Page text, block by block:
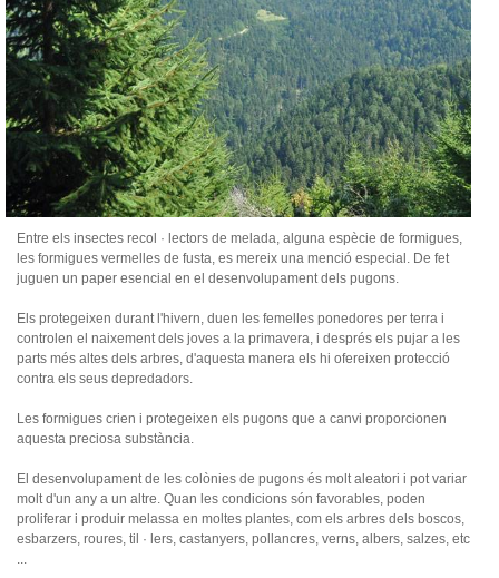
Entre els insectes recol · lectors de melada, alguna espècie de formigues,
les formigues vermelles de fusta, es mereix una menció especial. De fet
juguen un paper esencial en el desenvolupament dels pugons.
Els protegeixen durant l'hivern, duen les femelles ponedores per terra i
controlen el naixement dels joves a la primavera, i després els pujar a les
parts més altes dels arbres, d'aquesta manera els hi ofereixen protecció
contra els seus depredadors.
Les formigues crien i protegeixen els pugons que a canvi proporcionen
aquesta preciosa substància.
El desenvolupament de les colònies de pugons és molt aleatori i pot variar
molt d'un any a un altre. Quan les condicions són favorables, poden
proliferar i produir melassa en moltes plantes, com els arbres dels boscos,
esbarzers, roures, til · lers, castanyers, pollancres, verns, albers, salzes, etc
...